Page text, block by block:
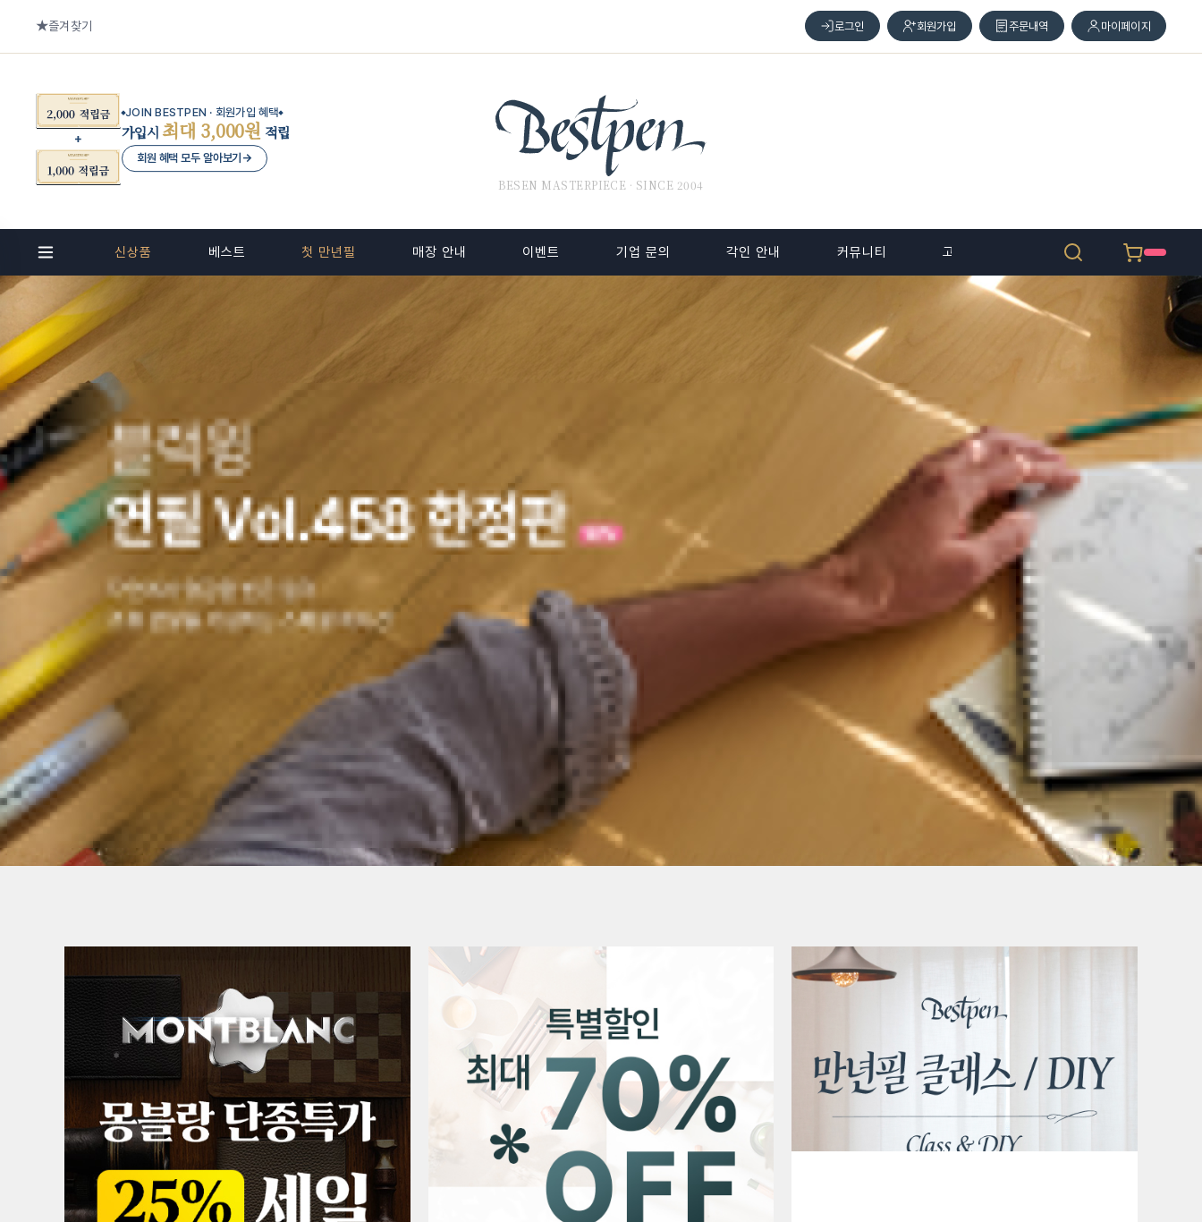
즐겨찾기
JOIN BESTPEN · 회원가입 혜택
가입시 최대 3,000원 적립
회원 혜택 모두 알아보기 →
로그인 회원가입 주문내역 마이페이지
BESEN MASTERPIECE · SINCE 2004
신상품 베스트 첫 만년필 매장 안내 이벤트 기업 문의 각인 안내 커뮤니티 고객 센터